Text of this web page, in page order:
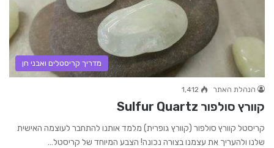
מדריך קריסטלים ואבני חן
הנהלת האתר 1,412
קוורץ סולפור Sulfur Quartz
קריסטל קוורץ סולפור (קוורץ גופרית) מלמד אותנו להתחבר לעוצמה האישית
שלנו ולהעריך את עצמנו בצורה נכונה! הצבע המיוחד של קריסטל…